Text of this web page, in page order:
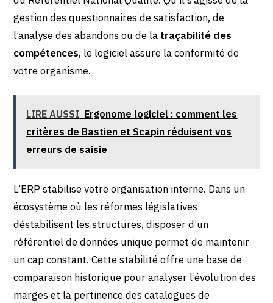
gestion des questionnaires de satisfaction, de
l’analyse des abandons ou de la traçabilité des
compétences, le logiciel assure la conformité de
votre organisme.
LIRE AUSSI Ergonome logiciel : comment les
critères de Bastien et Scapin réduisent vos
erreurs de saisie
L’ERP stabilise votre organisation interne. Dans un
écosystème où les réformes législatives
déstabilisent les structures, disposer d’un
référentiel de données unique permet de maintenir
un cap constant. Cette stabilité offre une base de
comparaison historique pour analyser l’évolution des
marges et la pertinence des catalogues de